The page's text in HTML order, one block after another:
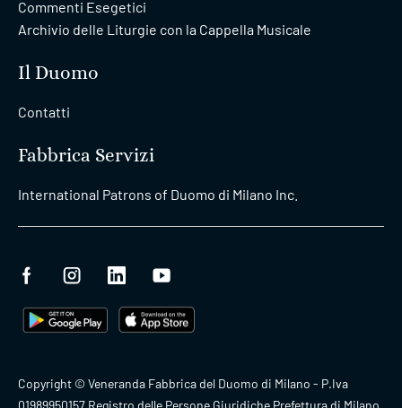
Commenti Esegetici
Archivio delle Liturgie con la Cappella Musicale
Il Duomo
Contatti
Fabbrica Servizi
International Patrons of Duomo di Milano Inc.
Copyright © Veneranda Fabbrica del Duomo di Milano - P.Iva
01989950157 Registro delle Persone Giuridiche Prefettura di Milano